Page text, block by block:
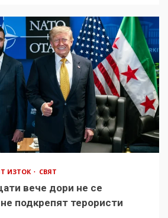
ИЗТОК СВЯТ
вече дори не се
подкрепят терористи